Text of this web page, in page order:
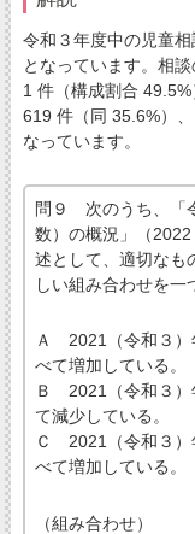
令和３年度中の児童
となっています。相
1 件（構成割合
619 件（同 35.6%）
なっています。
問９ 次のうち、「
数）の概況」（
述として、適切なも
しい組み合わせを一
Ａ 2021（令和３）
べて増加している。
Ｂ 2021（令和３）
て減少している。
Ｃ 2021（令和３）
べて増加している。
（組み合わせ）